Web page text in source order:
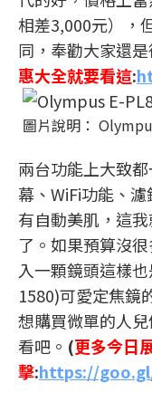
相差3,000元），
同，奉勸大家還
惠大全就要看這:
圖片說明：
兩台功能上大致
幕、WiFi功能、
有自動美肌，這
了。如果預算沒
入一顆鏡頭這樣
1580)可愛定焦鏡
想購買微單的人
看吧。 (更多今日
擊:https://